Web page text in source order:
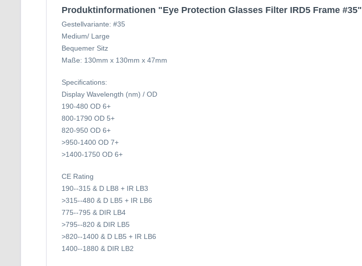
Produktinformationen "Eye Protection Glasses Filter IRD5 Frame #35"
Gestellvariante: #35
Medium/ Large
Bequemer Sitz
Maße: 130mm x 130mm x 47mm
Specifications:
Display Wavelength (nm) / OD
190-480 OD 6+
800-1790 OD 5+
820-950 OD 6+
>950-1400 OD 7+
>1400-1750 OD 6+
CE Rating
190--315 & D LB8 + IR LB3
>315--480 & D LB5 + IR LB6
775--795 & DIR LB4
>795--820 & DIR LB5
>820--1400 & D LB5 + IR LB6
1400--1880 & DIR LB2